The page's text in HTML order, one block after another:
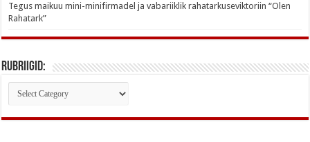
Tegus maikuu mini-minifirmadel ja vabariiklik rahatarkuseviktoriin “Olen
Rahatark”
Rubriigid:
Rubriigid: